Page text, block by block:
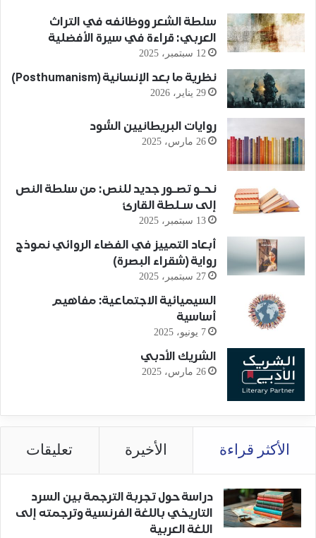
سلطة الشعر ووظائفه في التراث
العربي: قراءة في سيرة الأفضلية
12 سبتمبر، 2025
نظرية ما بعد الإنسانية (Posthumanism)
29 يناير، 2026
روايات البريطانيين السُّود
26 مارس، 2025
نحـو تصـور جديد للنص: من سلطة النص
إلى سـلطة القارئ
13 سبتمبر، 2025
أبعاد التمييز في الفضاء الروائي نموذج
رواية (شقراء البصرة)
27 سبتمبر، 2025
السيميائية الاجتماعية: مفاهيم
أساسية
7 يونيو، 2025
الشريك الأدبي
26 مارس، 2025
الأكثر قراءة الأخيرة تعليقات
دراسة حول تجربة الترجمة بين السرد
التاريخي باللغة الفرنسية وترجمته إلى
اللغة العربية